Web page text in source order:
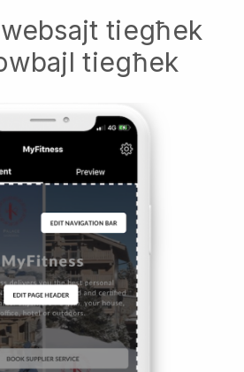
tiegħek
tiegħek